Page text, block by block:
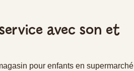
avec son et
pour enfants en supermarché